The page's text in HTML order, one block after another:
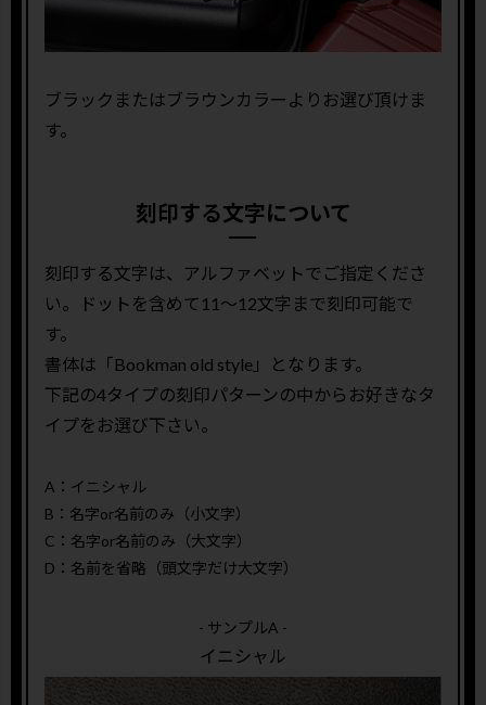
ブラックまたはブラウンカラーよりお選び頂けま
す。
刻印する文字について
刻印する文字は、アルファベットでご指定くださ
い。ドットを含めて11〜12文字まで刻印可能で
す。
書体は「Bookman old style」となります。
下記の4タイプの刻印パターンの中からお好きなタ
イプをお選び下さい。
A：イニシャル
B：名字or名前のみ（小文字）
C：名字or名前のみ（大文字）
D：名前を省略（頭文字だけ大文字）
- サンプルA -
イニシャル